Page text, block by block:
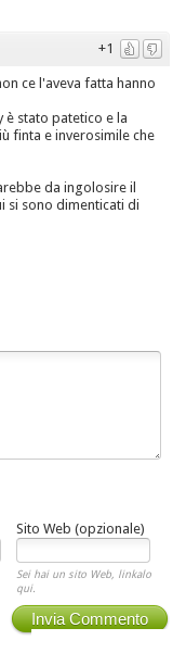
+1
ce l'aveva fatta hanno
è stato patetico e la
finta e inverosimile che
da ingolosire il
si sono dimenticati di
Sito Web (opzionale)
Sei hai un sito Web, linkalo
qui.
Invia Commento